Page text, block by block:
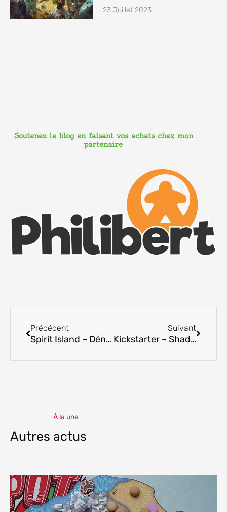
23 Juillet 2023
Soutenez le blog en faisant vos achats chez mon
partenaire
Précédent
Spirit Island – Dénicheur de chemins & fléau ardent
Suivant
Kickstarter – Shadows of Brimstone: Lost Tombs & The Hell Train
À la une
Autres actus